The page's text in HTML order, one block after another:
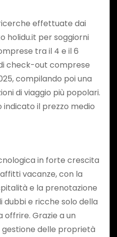
effettuate dai
holidu.it per soggiorni
tra il 4 e il 6
check-out comprese
compilando poi una
di viaggio più popolari.
il prezzo medio
in forte crescita
vacanze, con la
e la prenotazione
dubbi e ricche solo della
offrire. Grazie a un
delle proprietà